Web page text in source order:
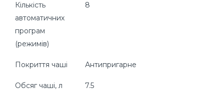
Кількість
автоматичних
програм
(режимів)
8
Покриття чаші Антипригарне
Обсяг чаші, л 7.5